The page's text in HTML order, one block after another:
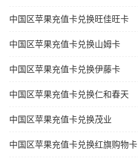
中国区苹果充值卡兑换旺佳旺卡
中国区苹果充值卡兑换山姆卡
中国区苹果充值卡兑换伊藤卡
中国区苹果充值卡兑换仁和春天
中国区苹果充值卡兑换茂业
中国区苹果充值卡兑换红旗购物卡